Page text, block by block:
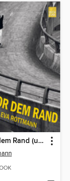
Kurz vor dem Rand (ungekuerzt)